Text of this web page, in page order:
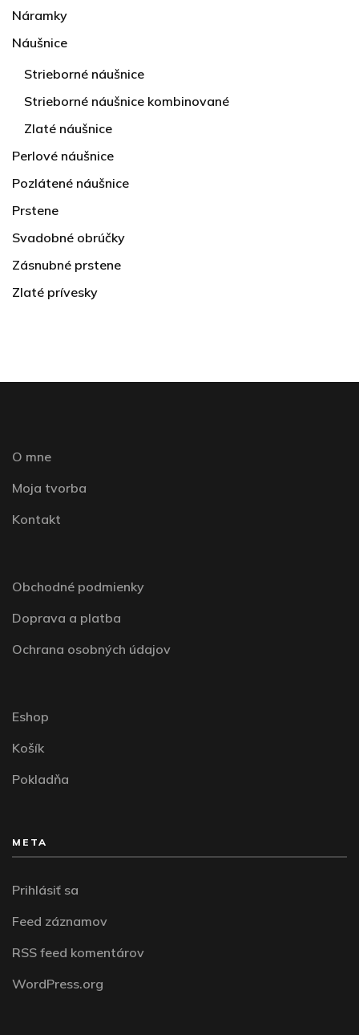
Náramky
Náušnice
Strieborné náušnice
Strieborné náušnice kombinované
Zlaté náušnice
Perlové náušnice
Pozlátené náušnice
Prstene
Svadobné obrúčky
Zásnubné prstene
Zlaté prívesky
O mne
Moja tvorba
Kontakt
Obchodné podmienky
Doprava a platba
Ochrana osobných údajov
Eshop
Košík
Pokladňa
META
Prihlásiť sa
Feed záznamov
RSS feed komentárov
WordPress.org